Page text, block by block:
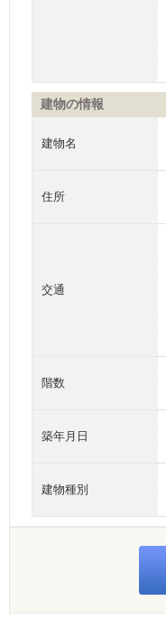
建物の情報
建物名
住所
交通
階数
築年月日
建物種別